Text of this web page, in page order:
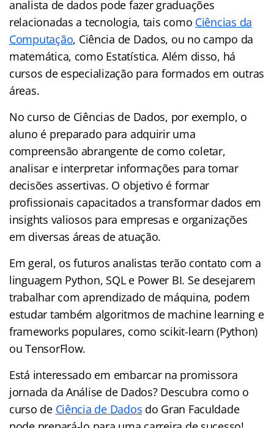
analista de dados pode fazer graduações
relacionadas a tecnologia, tais como Ciências da
Computação, Ciência de Dados, ou no campo da
matemática, como Estatística. Além disso, há
cursos de especialização para formados em outras
áreas.
No curso de Ciências de Dados, por exemplo, o
aluno é preparado para adquirir uma
compreensão abrangente de como coletar,
analisar e interpretar informações para tomar
decisões assertivas. O objetivo é formar
profissionais capacitados a transformar dados em
insights valiosos para empresas e organizações
em diversas áreas de atuação.
Em geral, os futuros analistas terão contato com a
linguagem Python, SQL e Power BI. Se desejarem
trabalhar com aprendizado de máquina, podem
estudar também algoritmos de machine learning e
frameworks populares, como scikit-learn (Python)
ou TensorFlow.
Está interessado em embarcar na promissora
jornada da Análise de Dados? Descubra como o
curso de Ciência de Dados do Gran Faculdade